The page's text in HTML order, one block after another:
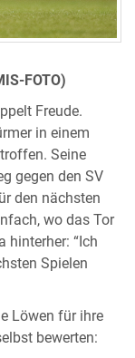
FOTO)
Freude.
in einem
Seine
gegen den SV
den nächsten
wo das Tor
hinterher: “Ich
Spielen
Löwen für ihre
bewerten: